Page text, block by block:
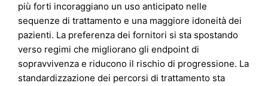
più forti incoraggiano un uso anticipato nelle
sequenze di trattamento e una maggiore idoneità dei
pazienti. La preferenza dei fornitori si sta spostando
verso regimi che migliorano gli endpoint di
sopravvivenza e riducono il rischio di progressione. La
standardizzazione dei percorsi di trattamento sta